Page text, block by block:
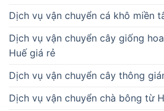
Dịch vụ vận chuyển cá khô miền
Dịch vụ vận chuyển cây giống
Huế giá rẻ
Dịch vụ vận chuyển cây thông
Dịch vụ vận chuyển chà bông từ